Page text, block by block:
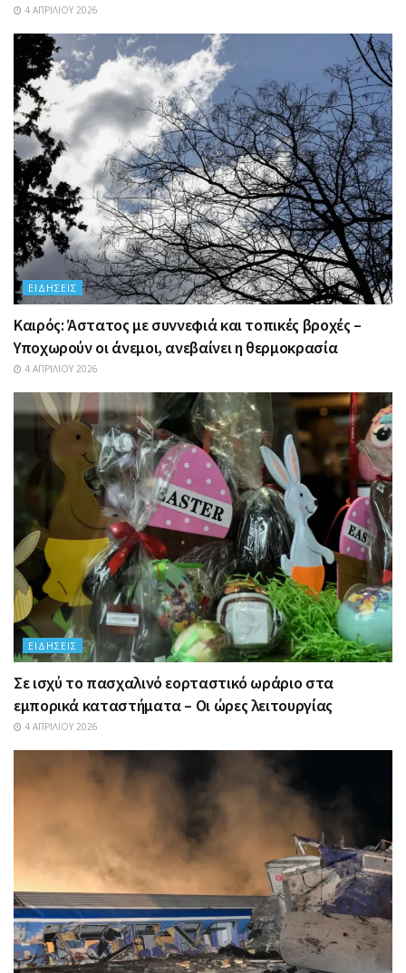
4 ΑΠΡΙΛΊΟΥ 2026
ΕΙΔΉΣΕΙΣ
Καιρός: Άστατος με συννεφιά και τοπικές βροχές –
Υποχωρούν οι άνεμοι, ανεβαίνει η θερμοκρασία
4 ΑΠΡΙΛΊΟΥ 2026
ΕΙΔΉΣΕΙΣ
Σε ισχύ το πασχαλινό εορταστικό ωράριο στα
εμπορικά καταστήματα – Οι ώρες λειτουργίας
4 ΑΠΡΙΛΊΟΥ 2026